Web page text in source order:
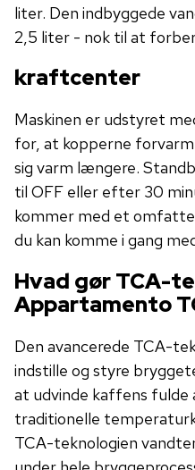
liter. Den indbyggede
2,5 liter - nok til at
kraftcenter
Maskinen er udstyret
for, at kopperne
sig varm længere.
til OFF eller efter 30
kommer med et
du kan komme i gang
Hvad gør TCA-
Appartamento
Den avancerede TCA-
indstille og styre
at udvinde kaffens
traditionelle
TCA-teknologien